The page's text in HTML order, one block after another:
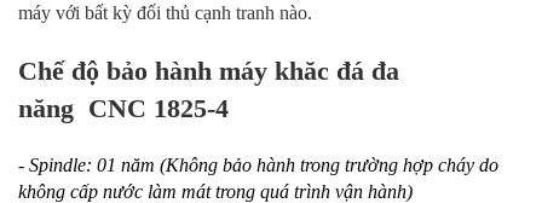
máy với bất kỳ đối thủ cạnh tranh nào.
Chế độ bảo hành máy khăc đá đa
năng CNC 1825-4
- Spindle: 01 năm (Không bảo hành trong trường hợp cháy do
không cấp nước làm mát trong quá trình vận hành)